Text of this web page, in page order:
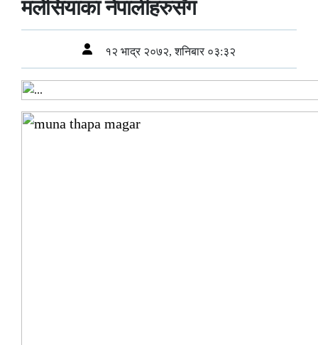
मलेसियाका नेपालीहरुसँग
१२ भाद्र २०७२, शनिबार ०३:३२